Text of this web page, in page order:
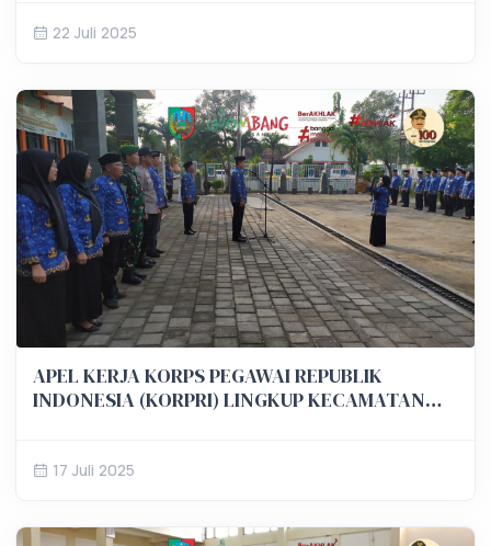
22 Juli 2025
APEL KERJA KORPS PEGAWAI REPUBLIK
INDONESIA (KORPRI) LINGKUP KECAMATAN
17 Juli 2025